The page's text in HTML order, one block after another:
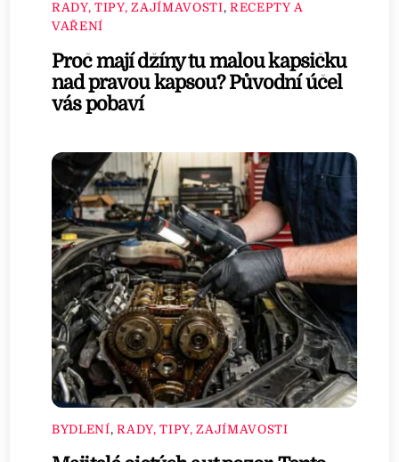
RADY, TIPY, ZAJÍMAVOSTI, RECEPTY A
VAŘENÍ
Proč mají džíny tu malou kapsičku
nad pravou kapsou? Původní účel
vás pobaví
BYDLENÍ,RADY, TIPY, ZAJÍMAVOSTI